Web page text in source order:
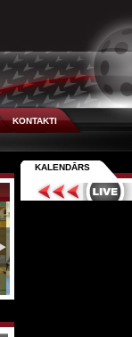
KONTAKTI
Telms/Energokomp…
KALENDĀRS